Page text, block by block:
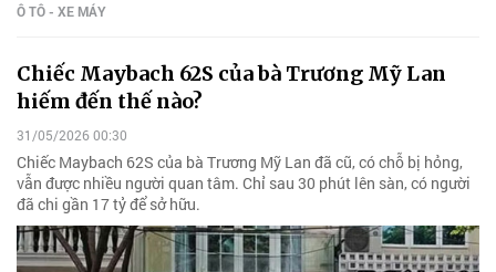
Ô TÔ - XE MÁY
Chiếc Maybach 62S của bà Trương Mỹ Lan
hiếm đến thế nào?
31/05/2026 00:30
Chiếc Maybach 62S của bà Trương Mỹ Lan đã cũ, có chỗ bị hỏng,
vẫn được nhiều người quan tâm. Chỉ sau 30 phút lên sàn, có người
đã chi gần 17 tỷ để sở hữu.